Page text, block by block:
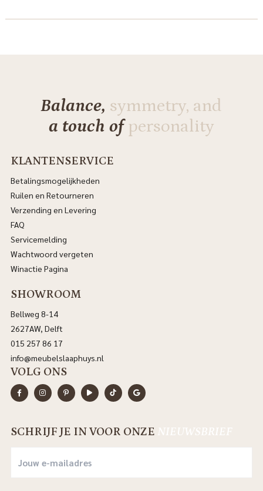
Balance, symmetry, and
a touch ofpersonality
KLANTENSERVICE
Betalingsmogelijkheden
Ruilen en Retourneren
Verzending en Levering
FAQ
Servicemelding
Wachtwoord vergeten
Winactie Pagina
SHOWROOM
Bellweg 8-14
2627AW, Delft
015 257 86 17
info@meubelslaaphuys.nl
VOLG ONS
SCHRIJF JE IN VOOR ONZE NIEUWSBRIEF